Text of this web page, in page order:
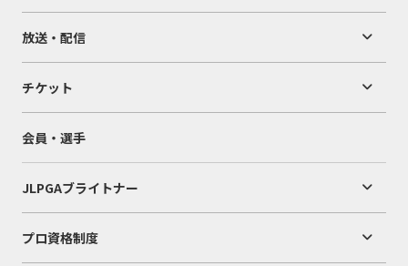
放送・配信
チケット
会員・選手
JLPGAブライトナー
プロ資格制度